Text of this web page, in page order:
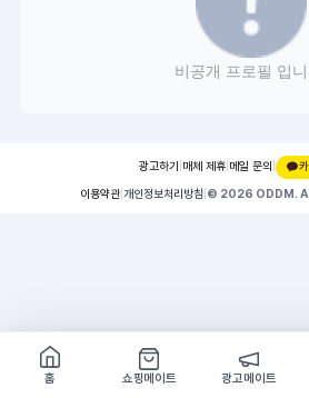
비공개 프로필 입
광고하기 매체 제휴 메일 문의 |
이용약관 개인정보처리방침 © 2026 ODDM.
홈
쇼핑메이트 광고메이트